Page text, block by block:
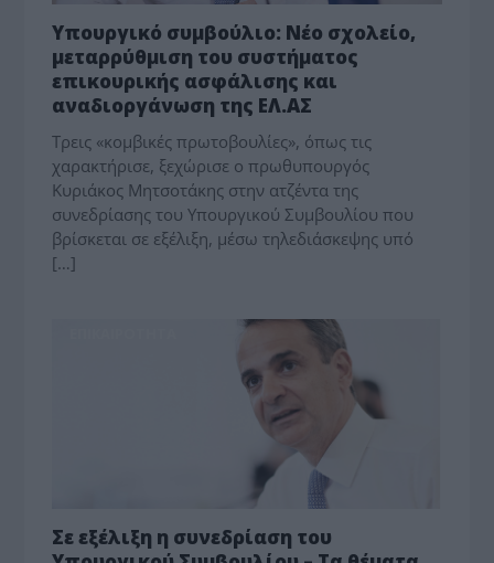
Υπουργικό συμβούλιο: Νέο σχολείο,
μεταρρύθμιση του συστήματος
επικουρικής ασφάλισης και
αναδιοργάνωση της ΕΛ.ΑΣ
Τρεις «κομβικές πρωτοβουλίες», όπως τις
χαρακτήρισε, ξεχώρισε ο πρωθυπουργός
Κυριάκος Μητσοτάκης στην ατζέντα της
συνεδρίασης του Υπουργικού Συμβουλίου που
βρίσκεται σε εξέλιξη, μέσω τηλεδιάσκεψης υπό
[…]
Σε εξέλιξη η συνεδρίαση του